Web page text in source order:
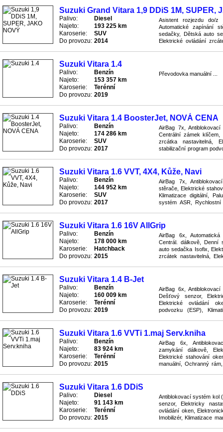
Suzuki Grand Vitara 1,9 DDiS 1M, SUPER,
Palivo:
Diesel
Najeto:
193 225 km
Karoserie:
SUV
Do provozu: 2014
Asistent rozjezdu do/z
Automatické zapínání
sedačky, Dětská auto
Elektrické ovládání
Suzuki Vitara 1.4
Palivo:
Benzín
Najeto:
153 357 km
Karoserie:
Terénní
Do provozu: 2019
Převodovka manuální ...
Suzuki Vitara 1.4 BoosterJet, NOVÁ CENA
Palivo:
Benzín
Najeto:
174 286 km
Karoserie:
SUV
Do provozu: 2017
AirBag 7x,
Centrální zámek klíčem,
zrcátka nastavitelná,
stabilizační program
Suzuki Vitara 1.6 VVT, 4X4, Kůže, Navi
Palivo:
Benzín
Najeto:
144 952 km
Karoserie:
SUV
Do provozu: 2017
AirBag 7x,
stěrače, Elektrické
Klimatizace digitální,
systém ASR,
Suzuki Vitara 1.6 16V AllGrip
Palivo:
Benzín
Najeto:
178 000 km
Karoserie:
Hatchback
Do provozu: 2015
AirBag 6x,
Centrál. dálkově, Denní
auto sedačka Isofix,
zrcátek nastavitelná,
Suzuki Vitara 1.4 B-Jet
Palivo:
Benzín
Najeto:
160 009 km
Karoserie:
Terénní
Do provozu: 2019
AirBag 6x,
Dešťový senzor,
Elektrické ovládání
podvozku (ESP),
Suzuki Vitara 1.6 VVTi 1.maj Serv.kniha
Palivo:
Benzín
Najeto:
83 924 km
Karoserie:
Terénní
Do provozu: 2015
AirBag 6x,
zamykání dálkově,
Elektrické stahování
manuální, Ochranný
Suzuki Vitara 1.6 DDiS
Palivo:
Diesel
Najeto:
91 143 km
Karoserie:
Terénní
Do provozu: 2015
Antiblokovací systém kol
senzor, Elektricky
ovládání oken,
Imobilizér, Klimatizace